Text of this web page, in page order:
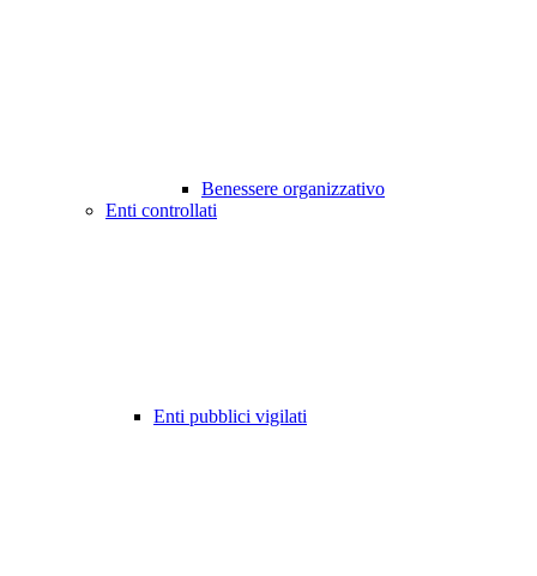
Benessere organizzativo
Enti controllati
Enti pubblici vigilati